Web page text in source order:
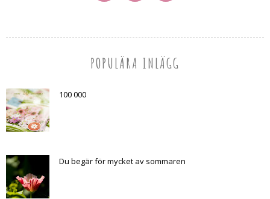
POPULÄRA INLÄGG
100 000
Du begär för mycket av sommaren